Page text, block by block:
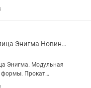
из
алюминия или
профилированные
Металлочерепица Энигма Новинка
Энигма. Модульная
формы. Прокат
Корейского и